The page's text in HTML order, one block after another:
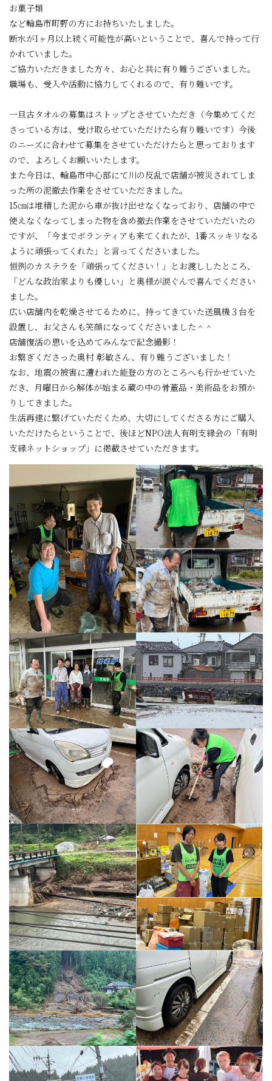
お菓子類
など輪島市町野の方にお持ちいたしました。
断水が1ヶ月以上続く可能性が高いということで、喜んで持って行
かれていました。
ご協力いただきました方々、お心と共に有り難うございました。
職場も、受入や活動に協力してくれるので、有り難いです。
一旦古タオルの募集はストップとさせていただき（今集めてくだ
さっている方は、受け取らせていただけたら有り難いです）今後
のニーズに合わせて募集をさせていただけたらと思っております
ので、よろしくお願いいたします。
また今日は、輪島市中心部にて川の反乱で店舗が被災されてしま
った所の泥撤去作業をさせていただきました。
15㎝は堆積した泥から車が抜け出せなくなっており、店舗の中で
使えなくなってしまった物を含め撤去作業をさせていただいたの
ですが、「今までボランティアも来てくれたが、1番スッキリなる
ように頑張ってくれた」と言ってくださいました。
恒例のカステラを「頑張ってください！」とお渡ししたところ、
「どんな政治家よりも優しい」と奥様が涙ぐんで喜んでください
ました。
広い店舗内を乾燥させてるために、持ってきていた送風機３台を
設置し、お父さんも笑顔になってくださいました＾＾
店舗復活の思いを込めてみんなで記念撮影！
お繋ぎくださった奥村 彰敏さん、有り難うございました！
なお、地震の被害に遭われた能登の方のところへも行かせていた
だき、月曜日から解体が始まる蔵の中の骨董品・美術品をお預か
りしてきました。
生活再建に繋げていただくため、大切にしてくださる方にご購入
いただけたらということで、後ほどNPO法人有明支縁会の「有明
支縁ネットショップ」に掲載させていただきます。